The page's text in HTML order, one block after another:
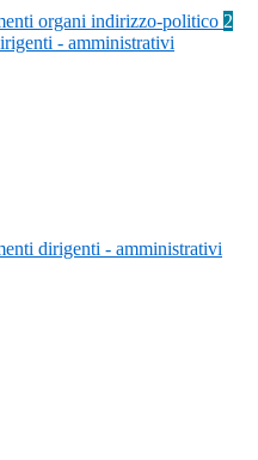
organi indirizzo-politico 2
- amministrativi
dirigenti - amministrativi